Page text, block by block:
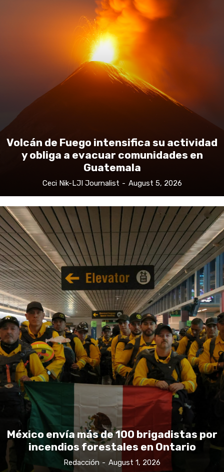
Volcán de Fuego intensifica su actividad
y obliga a evacuar comunidades en
Guatemala
Ceci Nik-LJI Journalist - August 5, 2026
México envía más de 100 brigadistas por
incendios forestales en Ontario
Redacción - August 1, 2026